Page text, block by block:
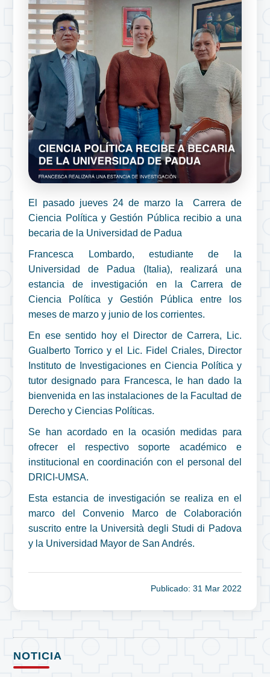
El pasado jueves 24 de marzo la Carrera de
Ciencia Política y Gestión Pública recibio a una
becaria de la Universidad de Padua
Francesca Lombardo, estudiante de la
Universidad de Padua (Italia), realizará una
estancia de investigación en la Carrera de
Ciencia Política y Gestión Pública entre los
meses de marzo y junio de los corrientes.
En ese sentido hoy el Director de Carrera, Lic.
Gualberto Torrico y el Lic. Fidel Criales, Director
Instituto de Investigaciones en Ciencia Política y
tutor designado para Francesca, le han dado la
bienvenida en las instalaciones de la Facultad de
Derecho y Ciencias Políticas.
Se han acordado en la ocasión medidas para
ofrecer el respectivo soporte académico e
institucional en coordinación con el personal del
DRICI-UMSA.
Esta estancia de investigación se realiza en el
marco del Convenio Marco de Colaboración
suscrito entre la Università degli Studi di Padova
y la Universidad Mayor de San Andrés.
Publicado: 31 Mar 2022
NOTICIA